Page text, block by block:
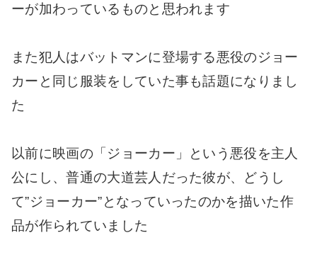
ーが加わっているものと思われます
また犯人はバットマンに登場する悪役のジョー
カーと同じ服装をしていた事も話題になりまし
た
以前に映画の「ジョーカー」という悪役を主人
公にし、普通の大道芸人だった彼が、どうし
て”ジョーカー”となっていったのかを描いた作
品が作られていました